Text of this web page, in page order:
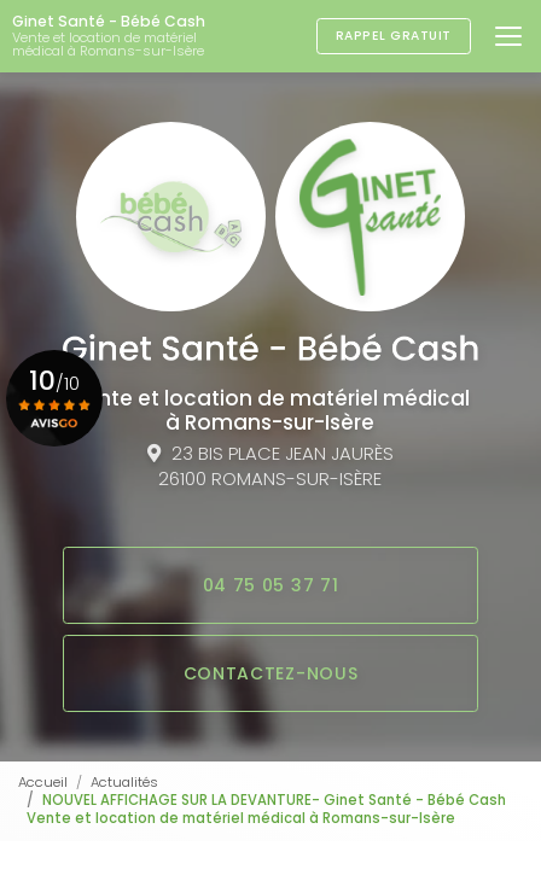
Aller
au
contenu
principal
Ginet Santé - Bébé Cash
Vente et location de matériel
médical à Romans-sur-Isère
RAPPEL GRATUIT
Vente et location de matériel médical
à Romans-sur-Isère
23 BIS PLACE JEAN JAURÈS
26100 ROMANS-SUR-ISÈRE
04 75 05 37 71
CONTACTEZ-NOUS
10/10
Accueil
Actualités
NOUVEL AFFICHAGE SUR LA DEVANTURE- Ginet Santé - Bébé Cash
Vente et location de matériel médical à Romans-sur-Isère